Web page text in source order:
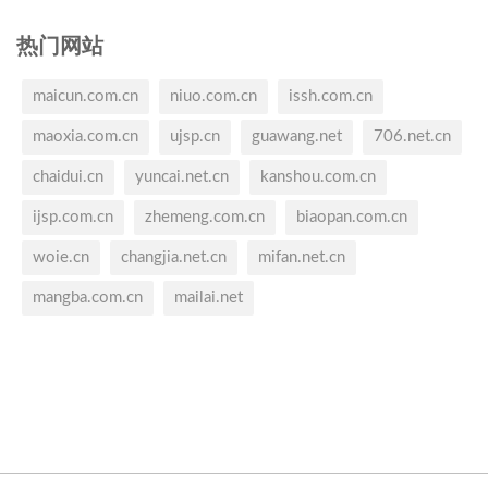
热门网站
maicun.com.cn niuo.com.cn issh.com.cn
maoxia.com.cn ujsp.cn guawang.net 706.net.cn
chaidui.cn yuncai.net.cn kanshou.com.cn
ijsp.com.cn zhemeng.com.cn biaopan.com.cn
woie.cn changjia.net.cn mifan.net.cn
mangba.com.cn mailai.net